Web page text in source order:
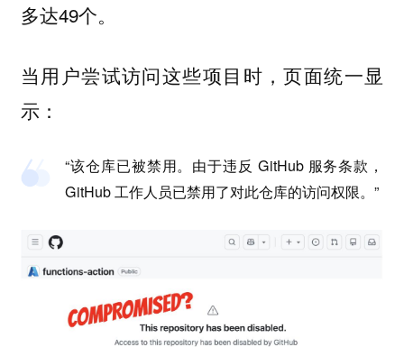
多达49个。
当用户尝试访问这些项目时，页面统一显
示：
“该仓库已被禁用。由于违反 GitHub 服务条款，
GitHub 工作人员已禁用了对此仓库的访问权限。”